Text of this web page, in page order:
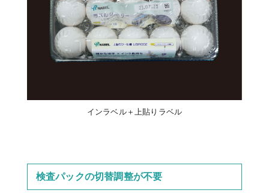
インラベル＋上貼りラベル
検査パックの切替調整が不要